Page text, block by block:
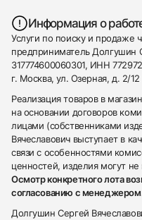
Информация о
Услуги по поиску и продаже
предприниматель Долгушин
317774600060301, ИНН
г. Москва, ул. Озерная, д. 2/12
Реализация товаров в
на основании договоров
лицами (собственниками
Вячеславович выступает в
связи с особенностями
ценностей, изделия могут
Осмотр конкретного лота
согласованию с
Долгушин Сергей